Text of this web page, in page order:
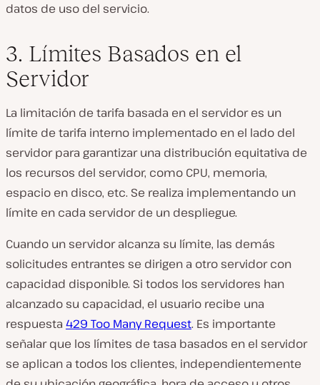
datos de uso del servicio.
3. Límites Basados en el
Servidor
La limitación de tarifa basada en el servidor es un
límite de tarifa interno implementado en el lado del
servidor para garantizar una distribución equitativa de
los recursos del servidor, como CPU, memoria,
espacio en disco, etc. Se realiza implementando un
límite en cada servidor de un despliegue.
Cuando un servidor alcanza su límite, las demás
solicitudes entrantes se dirigen a otro servidor con
capacidad disponible. Si todos los servidores han
alcanzado su capacidad, el usuario recibe una
respuesta 429 Too Many Request. Es importante
señalar que los límites de tasa basados en el servidor
se aplican a todos los clientes, independientemente